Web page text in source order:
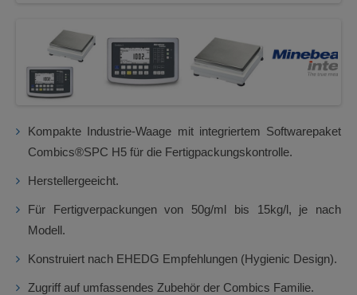
Kompakte Industrie-Waage mit integriertem Softwarepaket
Combics®SPC H5 für die Fertigpackungskontrolle.
Herstellergeeicht.
Für Fertigverpackungen von 50g/ml bis 15kg/l, je nach
Modell.
Konstruiert nach EHEDG Empfehlungen (Hygienic Design).
Zugriff auf umfassendes Zubehör der Combics Familie.